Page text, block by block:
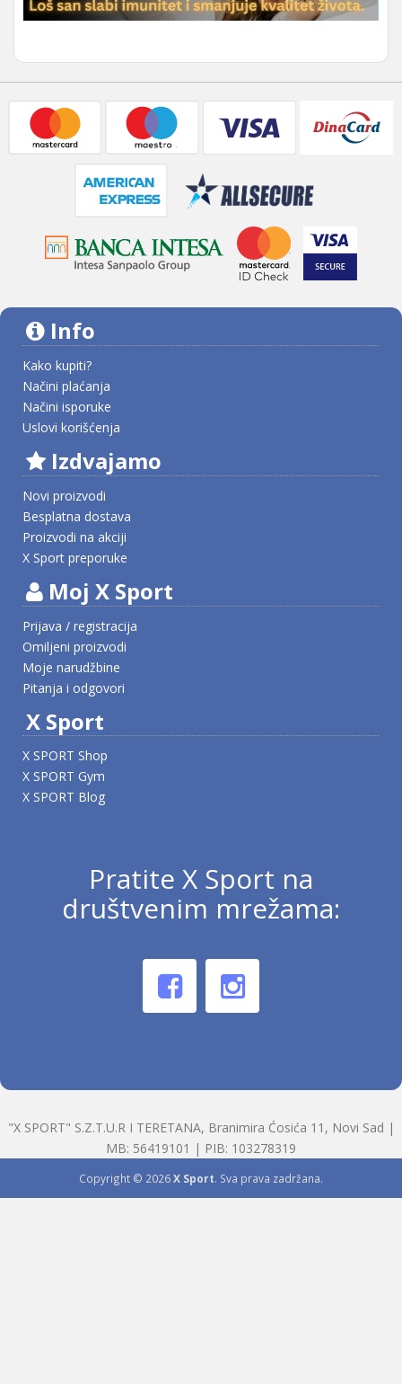
Info
Kako kupiti?
Načini plaćanja
Načini isporuke
Uslovi korišćenja
Izdvajamo
Novi proizvodi
Besplatna dostava
Proizvodi na akciji
X Sport preporuke
Moj X Sport
Prijava / registracija
Omiljeni proizvodi
Moje narudžbine
Pitanja i odgovori
X Sport
X SPORT Shop
X SPORT Gym
X SPORT Blog
Pratite X Sport na
društvenim mrežama:
"X SPORT" S.Z.T.U.R I TERETANA, Branimira Ćosića 11, Novi Sad |
MB: 56419101 | PIB: 103278319
Copyright © 2026X Sport. Sva prava zadržana.